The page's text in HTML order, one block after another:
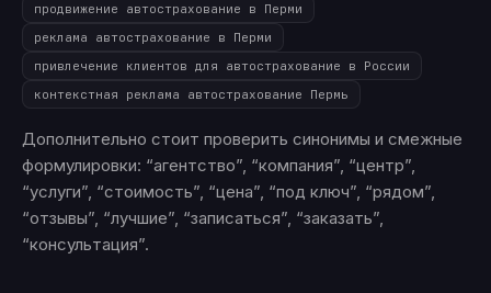
продвижение автострахование в Перми
реклама автострахование в Перми
привлечение клиентов для автострахование в России
контекстная реклама автострахование Пермь
Дополнительно стоит проверить синонимы и смежные
формулировки: “агентство”, “компания”, “центр”,
“услуги”, “стоимость”, “цена”, “под ключ”, “рядом”,
“отзывы”, “лучшие”, “записаться”, “заказать”,
“консультация”.